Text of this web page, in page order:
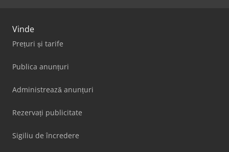
Vinde
Prețuri și tarife
Publica anunțuri
Administrează anunțuri
Rezervați publicitate
Sigiliu de încredere